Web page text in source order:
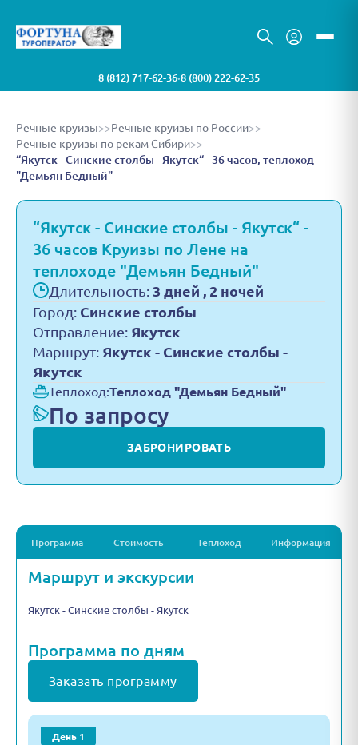
8 (812) 717-62-36•8 (800) 222-62-35
Речные круизы>>Речные круизы по России>>
Речные круизы по рекам Сибири>>
“Якутск - Синские столбы - Якутск“ - 36 часов, теплоход
"Демьян Бедный"
“Якутск - Синские столбы - Якутск“ -
36 часов Круизы по Лене на
теплоходе "Демьян Бедный"
Длительность: 3 дней , 2 ночей
Город: Синские столбы
Отправление: Якутск
Маршрут: Якутск - Синские столбы -
Якутск
Теплоход:Теплоход "Демьян Бедный"
По запросу
ЗАБРОНИРОВАТЬ
Программа Стоимость Теплоход Информация
Маршрут и экскурсии
Якутск - Синские столбы - Якутск
Программа по дням
Заказать программу
День 1